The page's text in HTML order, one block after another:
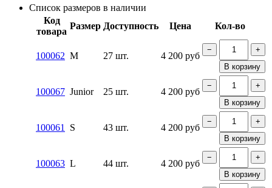
Список размеров в наличии
Код
товара
Размер Доступность Цена Кол-во
100062 M 27 шт. 4 200 руб
−
+
В корзину
100067 Junior 25 шт. 4 200 руб
−
+
В корзину
100061 S 43 шт. 4 200 руб
−
+
В корзину
100063 L 44 шт. 4 200 руб
−
+
В корзину